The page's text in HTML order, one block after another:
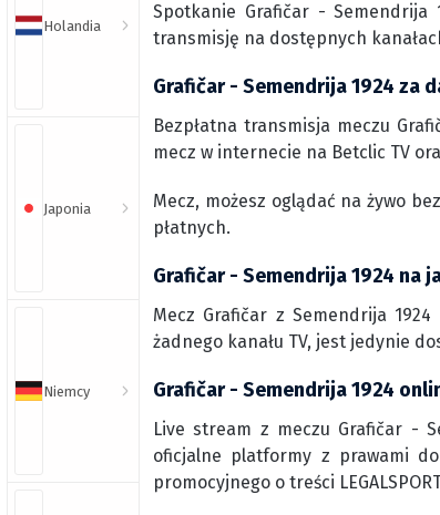
Holandia
Japonia
Niemcy
Spotkanie Grafičar - Semendrija
transmisję na dostępnych
Grafičar - Semendrija 1924 za
Bezpłatna transmisja meczu
mecz w internecie na Betclic TV
Mecz, możesz oglądać na żywo
płatnych.
Grafičar - Semendrija 1924 na
Mecz Grafičar z Semendrija
żadnego kanału TV, jest jedynie
Grafičar - Semendrija 1924
Live stream z meczu Grafičar -
oficjalne platformy z prawami
promocyjnego o treści